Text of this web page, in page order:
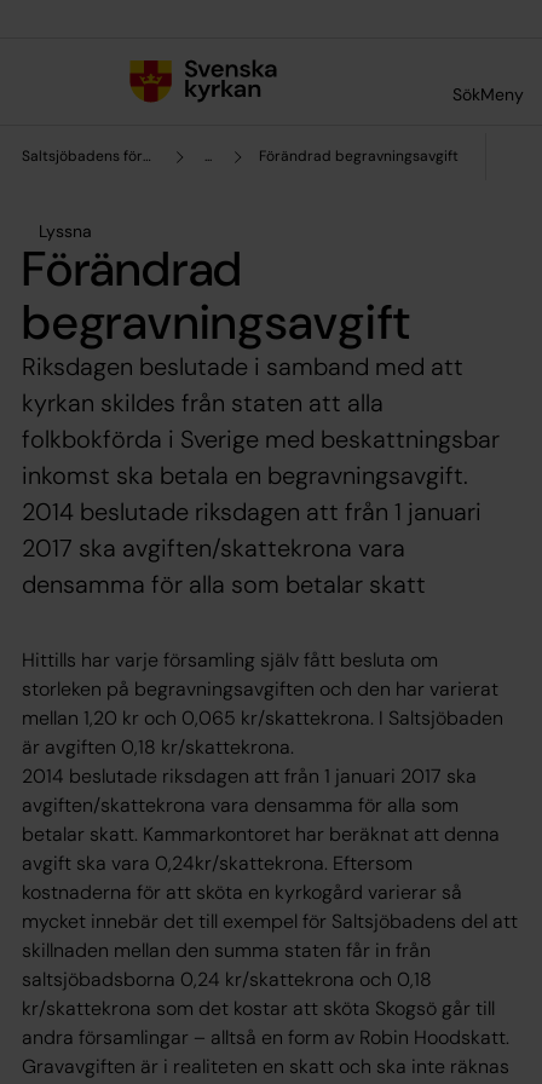
SökMeny
Saltsjöbadens församling ... Förändrad begravningsavgift
Lyssna
Förändrad
begravningsavgift
Riksdagen beslutade i samband med att
kyrkan skildes från staten att alla
folkbokförda i Sverige med beskattningsbar
inkomst ska betala en begravningsavgift.
2014 beslutade riksdagen att från 1 januari
2017 ska avgiften/skattekrona vara
densamma för alla som betalar skatt
Hittills har varje församling själv fått besluta om
storleken på begravningsavgiften och den har varierat
mellan 1,20 kr och 0,065 kr/skattekrona. I Saltsjöbaden
är avgiften 0,18 kr/skattekrona.
2014 beslutade riksdagen att från 1 januari 2017 ska
avgiften/skattekrona vara densamma för alla som
betalar skatt. Kammarkontoret har beräknat att denna
avgift ska vara 0,24kr/skattekrona. Eftersom
kostnaderna för att sköta en kyrkogård varierar så
mycket innebär det till exempel för Saltsjöbadens del att
skillnaden mellan den summa staten får in från
saltsjöbadsborna 0,24 kr/skattekrona och 0,18
kr/skattekrona som det kostar att sköta Skogsö går till
andra församlingar – alltså en form av Robin Hoodskatt.
Gravavgiften är i realiteten en skatt och ska inte räknas